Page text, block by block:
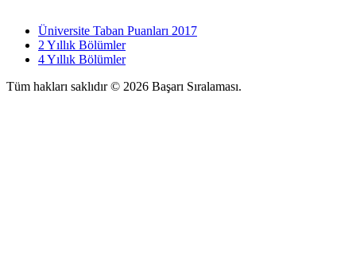
Üniversite Taban Puanları 2017
2 Yıllık Bölümler
4 Yıllık Bölümler
Tüm hakları saklıdır © 2026 Başarı Sıralaması.